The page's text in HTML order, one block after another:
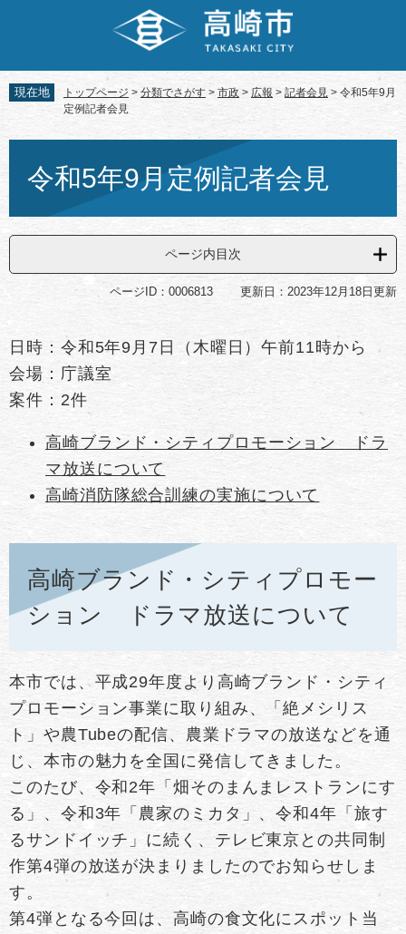
先
頭
す。
を
飛
し
へ
現在地 トップページ > 分類でさがす > 市政 > 広報 > 記者会見 > 令和5年9月
定例記者会見
令和5年9月定例記者会見
ページ内目次
ページID：0006813 更新日：2023年12月18日更新
日時：令和5年9月7日（木曜日）午前11時から
会場：庁議室
案件：2件
高崎ブランド・シティプロモーション ドラ
マ放送について
高崎消防隊総合訓練の実施について
高崎ブランド・シティプロモー
ション ドラマ放送について
本市では、平成29年度より高崎ブランド・シティ
プロモーション事業に取り組み、「絶メシリス
ト」や農Tubeの配信、農業ドラマの放送などを通
じ、本市の魅力を全国に発信してきました。
このたび、令和2年「畑そのまんまレストランにす
る」、令和3年「農家のミカタ」、令和4年「旅す
るサンドイッチ」に続く、テレビ東京との共同制
作第4弾の放送が決まりましたのでお知らせしま
す。
第4弾となる今回は、高崎の食文化にスポット当